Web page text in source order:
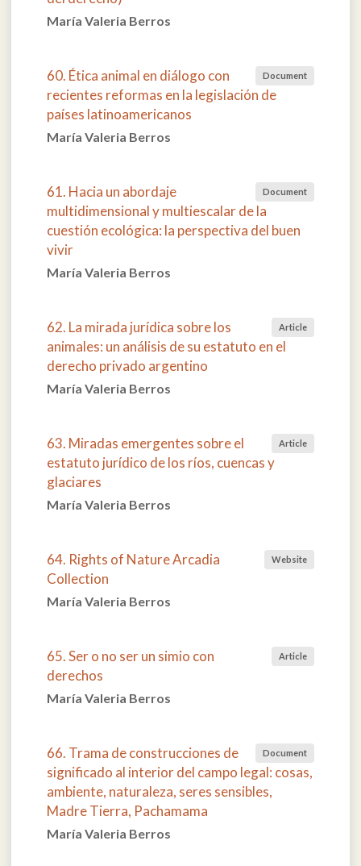
María Valeria Berros
Document
60. Ética animal en diálogo con
recientes reformas en la legislación de
países latinoamericanos
María Valeria Berros
Document
61. Hacia un abordaje
multidimensional y multiescalar de la
cuestión ecológica: la perspectiva del buen
vivir
María Valeria Berros
Article
62. La mirada jurídica sobre los
animales: un análisis de su estatuto en el
derecho privado argentino
María Valeria Berros
Article
63. Miradas emergentes sobre el
estatuto jurídico de los ríos, cuencas y
glaciares
María Valeria Berros
Website
64. Rights of Nature Arcadia
Collection
María Valeria Berros
Article
65. Ser o no ser un simio con
derechos
María Valeria Berros
Document
66. Trama de construcciones de
significado al interior del campo legal: cosas,
ambiente, naturaleza, seres sensibles,
Madre Tierra, Pachamama
María Valeria Berros